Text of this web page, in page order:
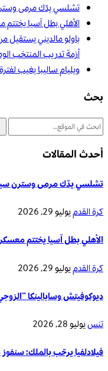
تشلسي يدّك مرمى
الأهلي بطل آسيا
أزمة تدريب المنتخب
ويليام ساليبا يغيب
بحث
أحدث المقالات
تشلسي يدّك مرمى وسترن
كرة القدميوليو 29, 2026
الأهلي بطل آسيا يختتم
كرة القدميوليو 29, 2026
ديوكوفيتش وسابالينكا
تنسيوليو 28, 2026
فيلادلفيا يرحّب بالملك: